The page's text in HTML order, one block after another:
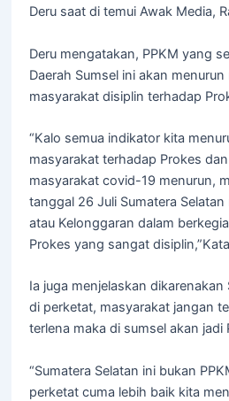
Deru saat di temui Awak Media,
Deru mengatakan, PPKM yang
Daerah Sumsel ini akan
masyarakat disiplin terhadap
“Kalo semua indikator kita
masyarakat terhadap Prokes
masyarakat covid-19 menurun,
tanggal 26 Juli Sumatera
atau Kelonggaran dalam
Prokes yang sangat
Ia juga menjelaskan dikarenakan
di perketat, masyarakat jangan
terlena maka di sumsel akan jadi
“Sumatera Selatan ini bukan
perketat cuma lebih baik kita